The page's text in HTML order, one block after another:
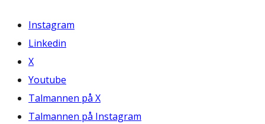
Instagram
Linkedin
X
Youtube
Talmannen på X
Talmannen på Instagram